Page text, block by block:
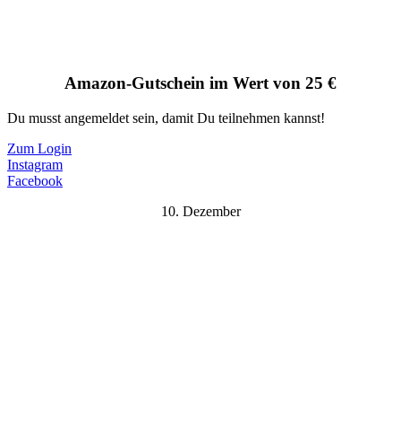
Amazon-Gutschein im Wert von 25 €
Du musst angemeldet sein, damit Du teilnehmen kannst!
Zum Login
Instagram
Facebook
10. Dezember